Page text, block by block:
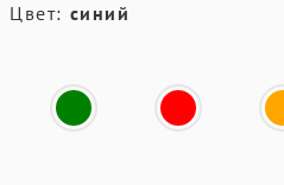
Цвет: синий